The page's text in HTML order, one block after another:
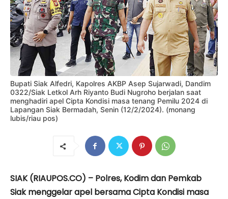
Bupati Siak Alfedri, Kapolres AKBP Asep Sujarwadi, Dandim
0322/Siak Letkol Arh Riyanto Budi Nugroho berjalan saat
menghadiri apel Cipta Kondisi masa tenang Pemilu 2024 di
Lapangan Siak Bermadah, Senin (12/2/2024). (monang
lubis/riau pos)
SIAK (RIAUPOS.CO) – Polres, Kodim dan Pemkab
Siak menggelar apel bersama Cipta Kondisi masa